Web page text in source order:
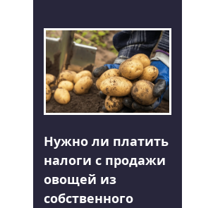
Нужно ли платить
налоги с продажи
овощей из
собственного